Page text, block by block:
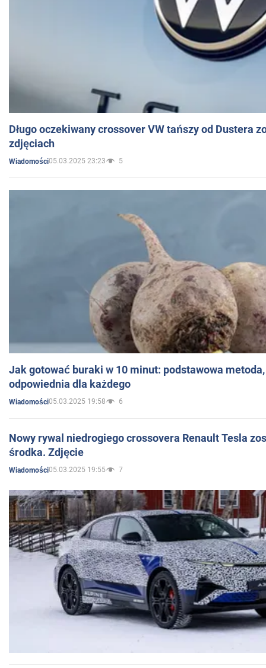
Długo oczekiwany crossover VW tańszy od Dustera
zdjęciach
Wiadomości05.03.2025 23:23 5
Jak gotować buraki w 10 minut: podstawowa
odpowiednia dla każdego
Wiadomości05.03.2025 19:58 6
Nowy rywal niedrogiego crossovera Renault Tesla
środka. Zdjęcie
Wiadomości05.03.2025 19:55 7